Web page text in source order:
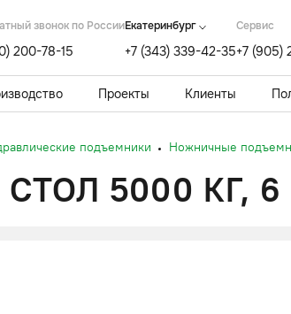
звонок по России
200-78-15
Екатеринбург
+7 (343) 339-42-35
Cервис
+7 (905)
Проекты Клиенты
подъемники Ножничные
5000 КГ,